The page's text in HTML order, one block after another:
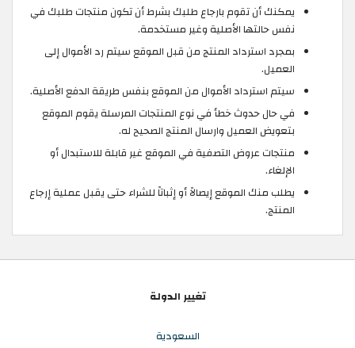
يمكنك أن تقوم بارجاع طلبك بشرط أن تكون منتجات طلبك في
نفس حالتها الأصلية وغير مستخدمة.
بمجرد استرداد المنتج من قبل الموقع سيتم رد الأموال إلى
العميل.
سيتم استرداد الأموال من الموقع بنفس طريقة الدفع الأصلية.
في حال حدوث خطأ في نوع المنتجات المرسلة يقوم الموقع
بتعويض العميل وارسال المنتج الصحيح له.
منتجات عروض التصفية في الموقع غير قابلة للاستبدال أو
الإلغاء.
يطلب منك الموقع إيصالاً أو إثباتاً للشراء حتى يقبل عملية إرجاع
المنتج.
تغيير الدولة
السعودية